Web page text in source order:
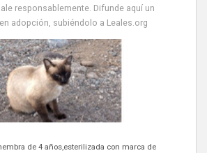
responsablemente. Difunde aquí un
adopción, subiéndolo a Leales.org
de 4 años,esterilizada con marca de